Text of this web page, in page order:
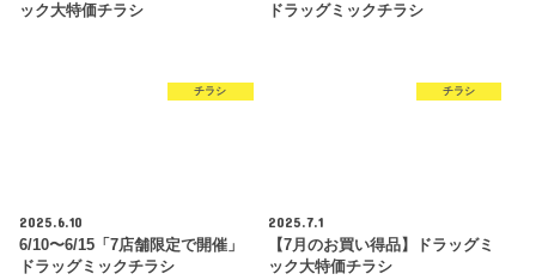
ック大特価チラシ
ドラッグミックチラシ
チラシ
2025.6.10
6/10〜6/15「7店舗限定で開催」
ドラッグミックチラシ
チラシ
2025.7.1
【7月のお買い得品】ドラッグミ
ック大特価チラシ